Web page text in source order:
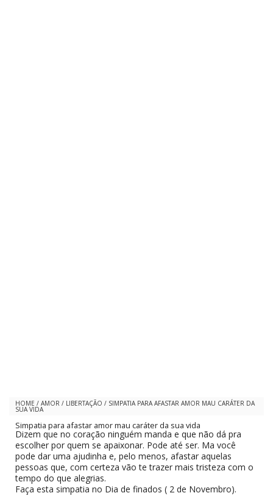
HOME / AMOR / LIBERTAÇÃO / SIMPATIA PARA AFASTAR AMOR MAU CARÁTER DA
SUA VIDA
Simpatia para afastar amor mau caráter da sua vida
Dizem que no coração ninguém manda e que não dá pra
escolher por quem se apaixonar. Pode até ser. Ma você
pode dar uma ajudinha e, pelo menos, afastar aquelas
pessoas que, com certeza vão te trazer mais tristeza com o
tempo do que alegrias.
Faça esta simpatia no Dia de finados ( 2 de Novembro).